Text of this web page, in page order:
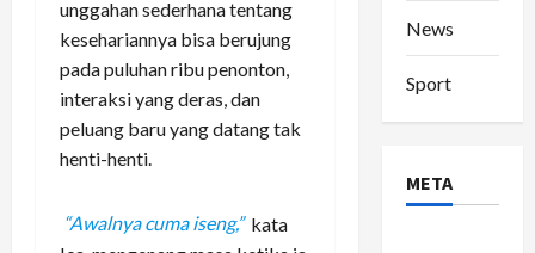
unggahan sederhana tentang
kesehariannya bisa berujung
pada puluhan ribu penonton,
interaksi yang deras, dan
peluang baru yang datang tak
henti-henti.
“Awalnya cuma iseng,” kata
News
Sport
META